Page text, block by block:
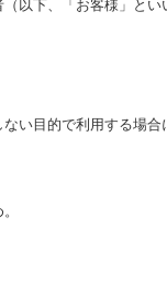
以下、「お客様」と
い目的で利用する場